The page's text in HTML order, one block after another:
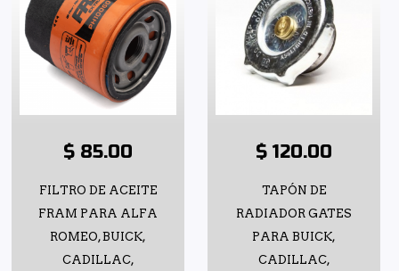
$ 85.00
FILTRO DE ACEITE
FRAM PARA ALFA
ROMEO, BUICK,
CADILLAC,
$ 120.00
TAPÓN DE
RADIADOR GATES
PARA BUICK,
CADILLAC,